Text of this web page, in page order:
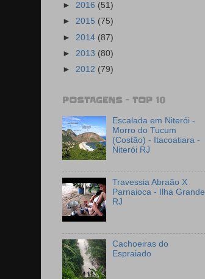
► 2016 (51)
► 2015 (75)
► 2014 (87)
► 2013 (80)
► 2012 (79)
POSTAGENS - TOP 10
Escalada em Niterói -
Morro do Tucum
(Costão) - Itacoatiara -
Niterói RJ
Travessia Abraão X
Parnaioca - Ilha Grande
RJ
Cachoeiras do
Espraiado